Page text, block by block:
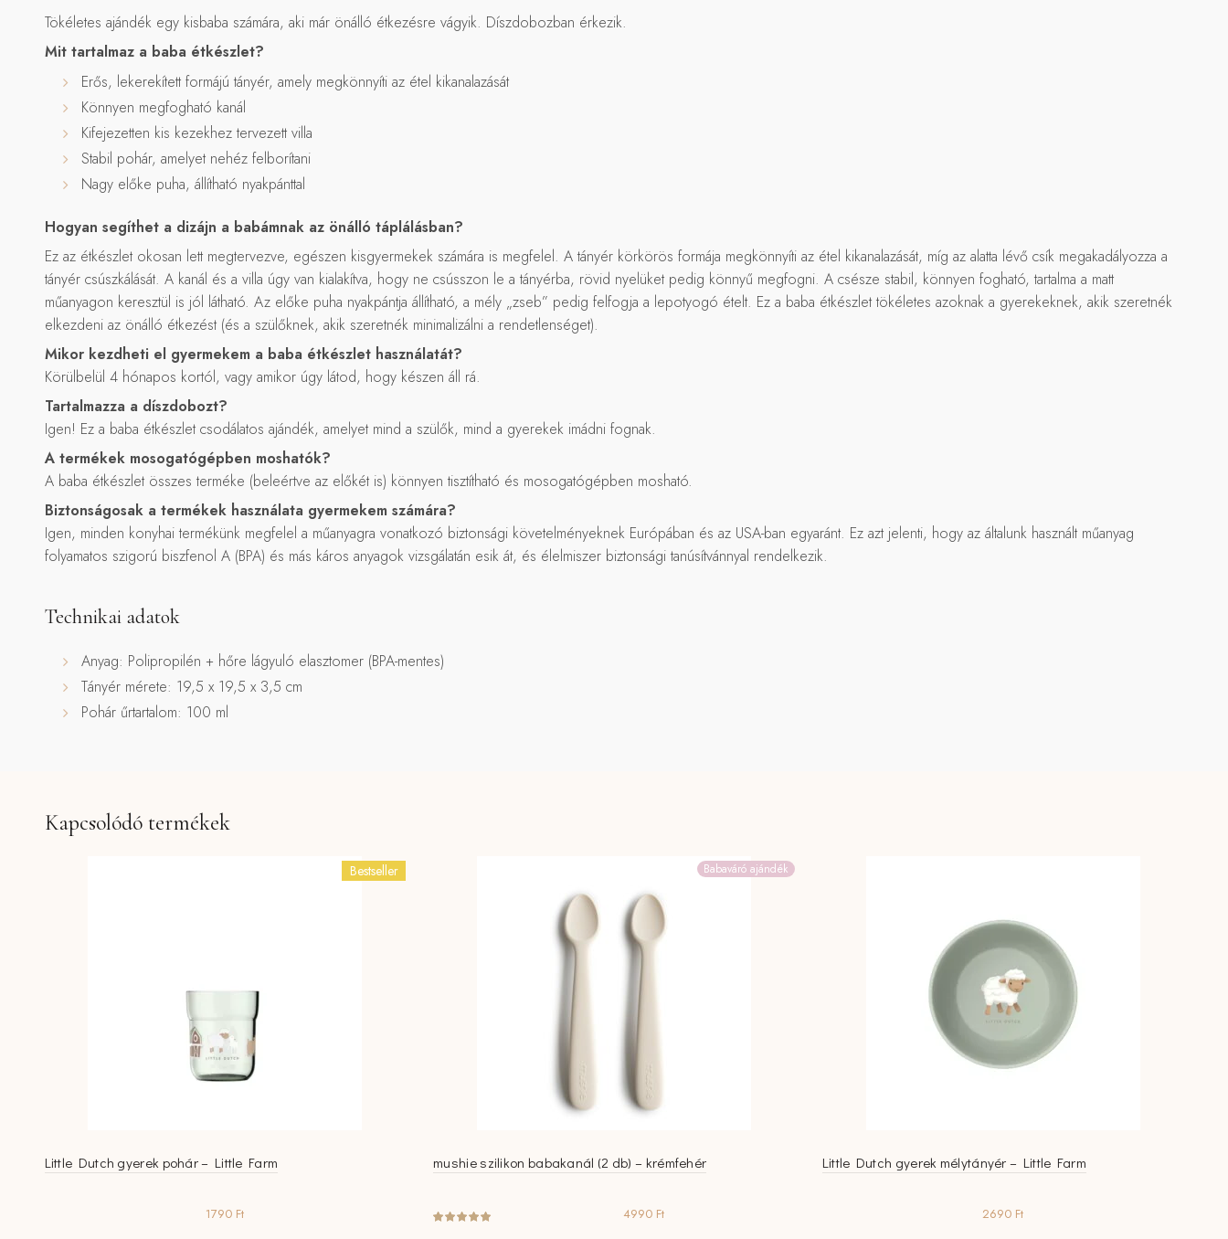
Tökéletes ajándék egy kisbaba számára, aki már önálló étkezésre vágyik. Díszdobozban érkezik.
Mit tartalmaz a baba étkészlet?
Erős, lekerekített formájú tányér, amely megkönnyíti az étel kikanalazását
Könnyen megfogható kanál
Kifejezetten kis kezekhez tervezett villa
Stabil pohár, amelyet nehéz felborítani
Nagy előke puha, állítható nyakpánttal
Hogyan segíthet a dizájn a babámnak az önálló táplálásban?
Ez az étkészlet okosan lett megtervezve, egészen kisgyermekek számára is megfelel. A tányér körkörös formája megkönnyíti az étel kikanalazását, míg az alatta lévő csík megakadályozza a
tányér csúszkálását. A kanál és a villa úgy van kialakítva, hogy ne csússzon le a tányérba, rövid nyelüket pedig könnyű megfogni. A csésze stabil, könnyen fogható, tartalma a matt
műanyagon keresztül is jól látható. Az előke puha nyakpántja állítható, a mély „zseb” pedig felfogja a lepotyogó ételt. Ez a baba étkészlet tökéletes azoknak a gyerekeknek, akik szeretnék
elkezdeni az önálló étkezést (és a szülőknek, akik szeretnék minimalizálni a rendetlenséget).
Mikor kezdheti el gyermekem a baba étkészlet használatát?
Körülbelül 4 hónapos kortól, vagy amikor úgy látod, hogy készen áll rá.
Tartalmazza a díszdobozt?
Igen! Ez a baba étkészlet csodálatos ajándék, amelyet mind a szülők, mind a gyerekek imádni fognak.
A termékek mosogatógépben moshatók?
A baba étkészlet összes terméke (beleértve az előkét is) könnyen tisztítható és mosogatógépben mosható.
Biztonságosak a termékek használata gyermekem számára?
Igen, minden konyhai termékünk megfelel a műanyagra vonatkozó biztonsági követelményeknek Európában és az USA-ban egyaránt. Ez azt jelenti, hogy az általunk használt műanyag
folyamatos szigorú biszfenol A (BPA) és más káros anyagok vizsgálatán esik át, és élelmiszer biztonsági tanúsítvánnyal rendelkezik.
Technikai adatok
Anyag: Polipropilén + hőre lágyuló elasztomer (BPA-mentes)
Tányér mérete: 19,5 x 19,5 x 3,5 cm
Pohár űrtartalom: 100 ml
Kapcsolódó termékek
Bestseller
Little Dutch gyerek pohár – Little Farm
1790 Ft
Babaváró ajándék
mushie szilikon babakanál (2 db) – krémfehér
4990 Ft
Little Dutch gyerek mélytányér – Little Farm
2690 Ft